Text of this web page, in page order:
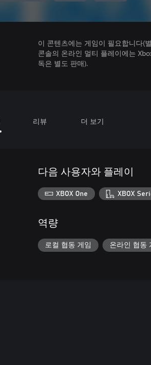
이 콘텐츠에는 게임이 필요합니다(
콘솔의 온라인 멀티 플레이에는
독은 별도 판매).
리뷰 더 보기
다음 사용자와 플레이
XBOX One XBOX
역량
로컬 협동 게임 온라인 협동